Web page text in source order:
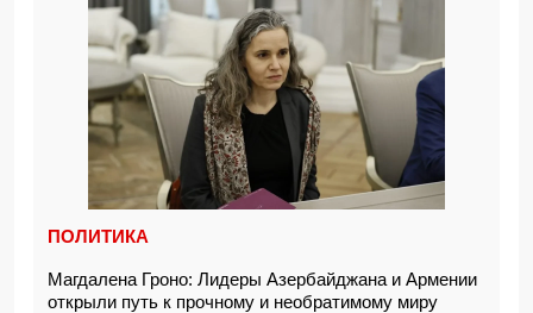
ПОЛИТИКА
Магдалена Гроно: Лидеры Азербайджана и Армении
открыли путь к прочному и необратимому миру